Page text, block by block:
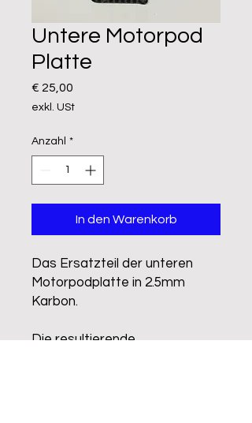
Untere Motorpod
Platte
€ 25,00
exkl. USt
Anzahl *
In den Warenkorb
Das Ersatzteil der unteren
Motorpodplatte in 2.5mm
Karbon.
Die resultierende